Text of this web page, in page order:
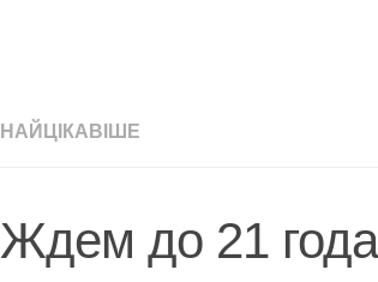
НАЙЦІКАВІШЕ
Ждем до 21